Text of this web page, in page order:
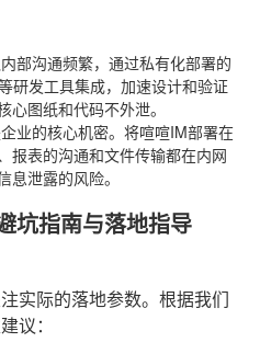
部沟通频繁，通过私有化部署的
研发工具集成，加速设计和验证
图纸和代码不外泄。
业的核心机密。将喧喧IM部署在
报表的沟通和文件传输都在内网
泄露的风险。
坑指南与落地指导
实际的落地参数。根据我们
议：